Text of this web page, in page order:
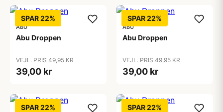
SPAR 22%
ABU
Abu Droppen
VEJL. PRIS 49,95 KR
39,00 kr
SPAR 22%
ABU
Abu Droppen
VEJL. PRIS 49,95 KR
39,00 kr
SPAR 22% SPAR 22%